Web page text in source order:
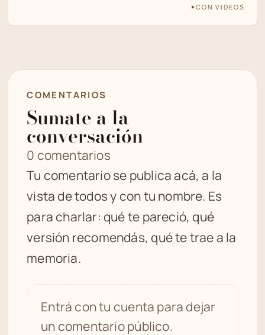
CON VIDEOS
COMENTARIOS
Sumate a la
conversación
0 comentarios
Tu comentario se publica acá, a la
vista de todos y con tu nombre. Es
para charlar: qué te pareció, qué
versión recomendás, qué te trae a la
memoria.
Entrá con tu cuenta para dejar
un comentario público.